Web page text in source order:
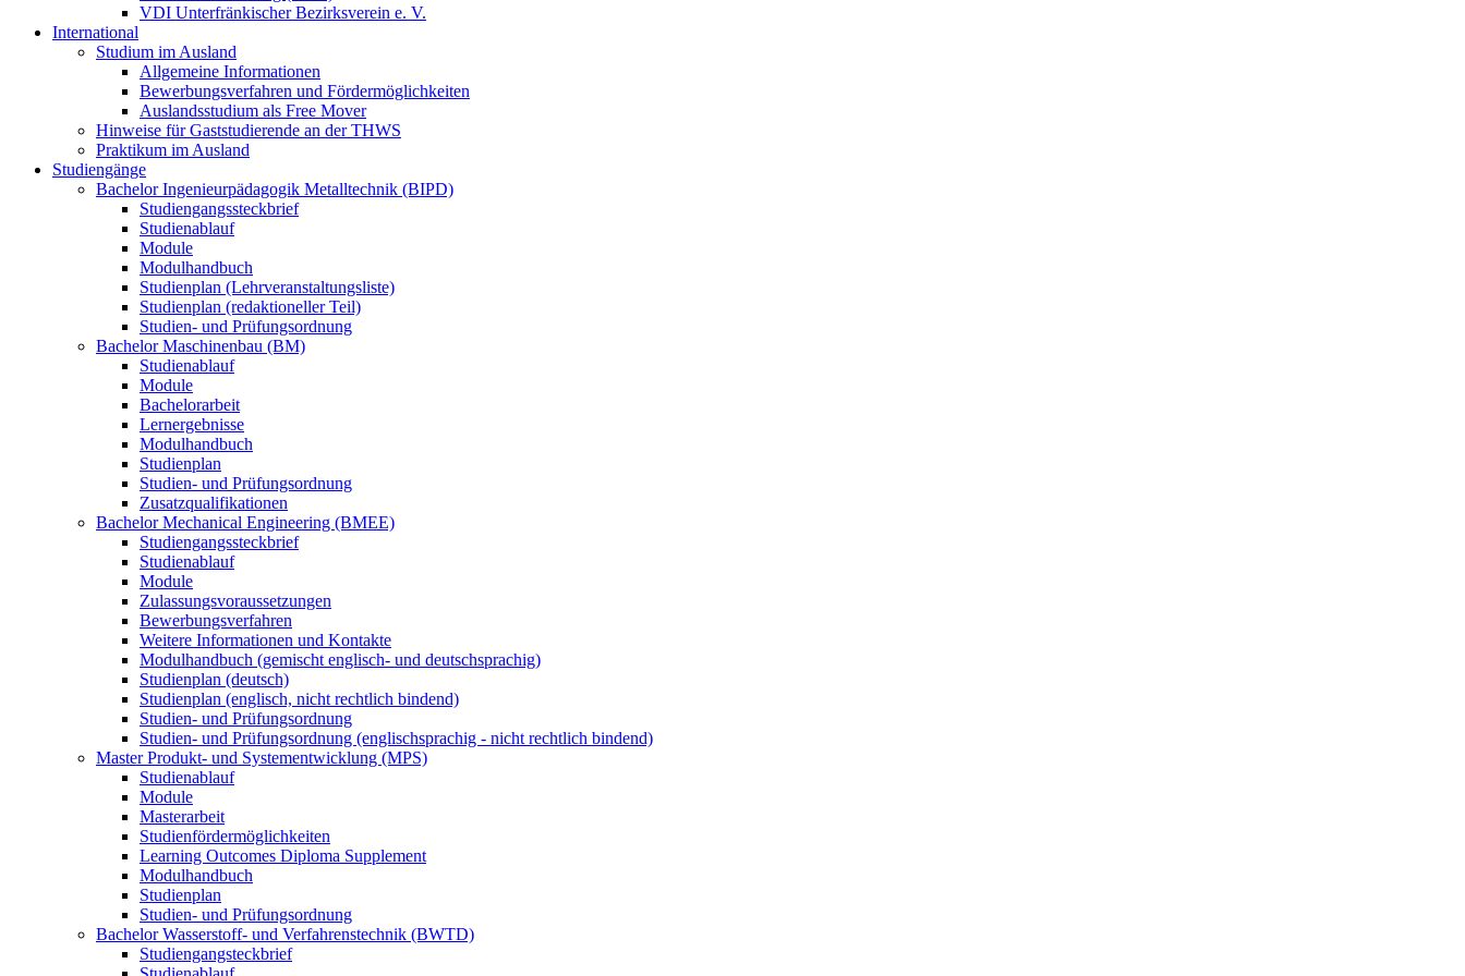
VDI Unterfränkischer Bezirksverein e. V.
International
Studium im Ausland
Allgemeine Informationen
Bewerbungsverfahren und Fördermöglichkeiten
Auslandsstudium als Free Mover
Hinweise für Gaststudierende an der THWS
Praktikum im Ausland
Studiengänge
Bachelor Ingenieurpädagogik Metalltechnik (BIPD)
Studiengangssteckbrief
Studienablauf
Module
Modulhandbuch
Studienplan (Lehrveranstaltungsliste)
Studienplan (redaktioneller Teil)
Studien- und Prüfungsordnung
Bachelor Maschinenbau (BM)
Studienablauf
Module
Bachelorarbeit
Lernergebnisse
Modulhandbuch
Studienplan
Studien- und Prüfungsordnung
Zusatzqualifikationen
Bachelor Mechanical Engineering (BMEE)
Studiengangssteckbrief
Studienablauf
Module
Zulassungsvoraussetzungen
Bewerbungsverfahren
Weitere Informationen und Kontakte
Modulhandbuch (gemischt englisch- und deutschsprachig)
Studienplan (deutsch)
Studienplan (englisch, nicht rechtlich bindend)
Studien- und Prüfungsordnung
Studien- und Prüfungsordnung (englischsprachig - nicht rechtlich bindend)
Master Produkt- und Systementwicklung (MPS)
Studienablauf
Module
Masterarbeit
Studienfördermöglichkeiten
Learning Outcomes Diploma Supplement
Modulhandbuch
Studienplan
Studien- und Prüfungsordnung
Bachelor Wasserstoff- und Verfahrenstechnik (BWTD)
Studiengangsteckbrief